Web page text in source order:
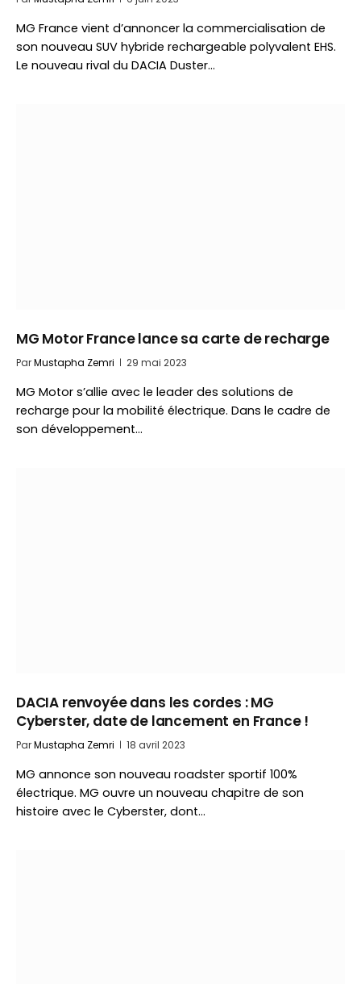
MG France vient d’annoncer la commercialisation de
son nouveau SUV hybride rechargeable polyvalent EHS.
Le nouveau rival du DACIA Duster…
MG Motor France lance sa carte de recharge
ParMustapha Zemri 29 mai 2023
MG Motor s’allie avec le leader des solutions de
recharge pour la mobilité électrique. Dans le cadre de
son développement…
DACIA renvoyée dans les cordes : MG
Cyberster, date de lancement en France !
ParMustapha Zemri 18 avril 2023
MG annonce son nouveau roadster sportif 100%
électrique. MG ouvre un nouveau chapitre de son
histoire avec le Cyberster, dont…